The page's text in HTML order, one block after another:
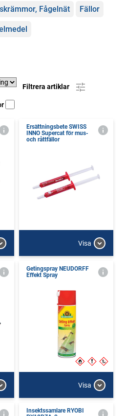
Fågelnät Fällor
Filtrera artiklar
Ersättningsbete SWISS
INNO Supercat för mus-
och råttfällor
Visa
Getingspray NEUDORFF
Effekt Spray
Visa
Insektssamlare RYOBI